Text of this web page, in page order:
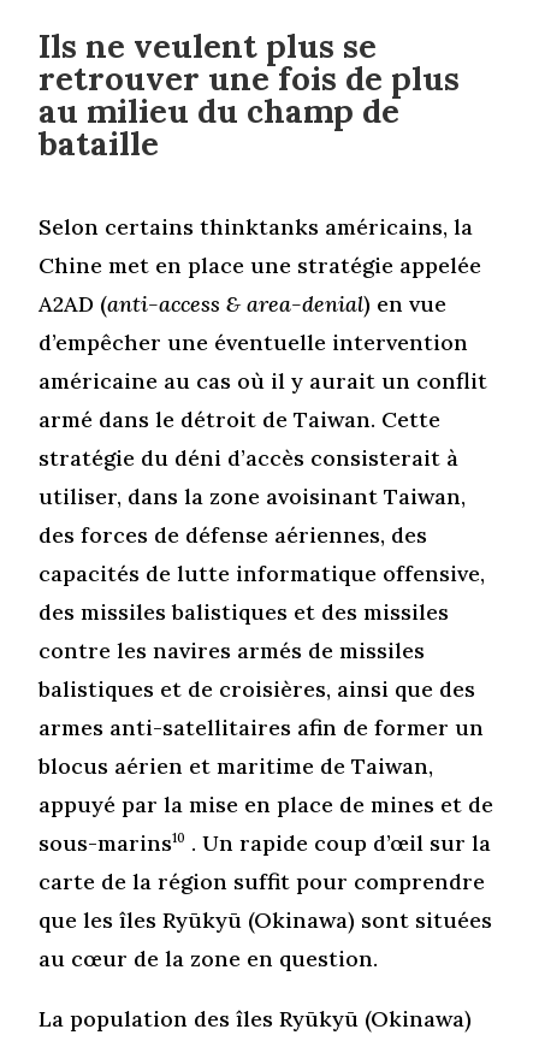
Ils ne veulent plus se
retrouver une fois de plus
au milieu du champ de
bataille
Selon certains thinktanks américains, la
Chine met en place une stratégie appelée
A2AD (anti-access & area-denial) en vue
d’empêcher une éventuelle intervention
américaine au cas où il y aurait un conflit
armé dans le détroit de Taiwan. Cette
stratégie du déni d’accès consisterait à
utiliser, dans la zone avoisinant Taiwan,
des forces de défense aériennes, des
capacités de lutte informatique offensive,
des missiles balistiques et des missiles
contre les navires armés de missiles
balistiques et de croisières, ainsi que des
armes anti-satellitaires afin de former un
blocus aérien et maritime de Taiwan,
appuyé par la mise en place de mines et de
sous-marins10 . Un rapide coup d’œil sur la
carte de la région suffit pour comprendre
que les îles Ryūkyū (Okinawa) sont situées
au cœur de la zone en question.
La population des îles Ryūkyū (Okinawa)